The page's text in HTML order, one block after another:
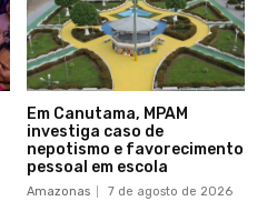
Em Canutama, MPAM
investiga caso de
nepotismo e favorecimento
pessoal em escola
Amazonas 7 de agosto de 2026